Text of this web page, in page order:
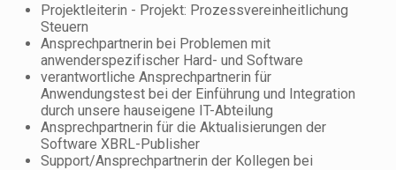
Projektleiterin - Projekt: Prozessvereinheitlichung
Steuern
Ansprechpartnerin bei Problemen mit
anwenderspezifischer Hard- und Software
verantwortliche Ansprechpartnerin für
Anwendungstest bei der Einführung und Integration
durch unsere hauseigene IT-Abteilung
Ansprechpartnerin für die Aktualisierungen der
Software XBRL-Publisher
Support/Ansprechpartnerin der Kollegen bei